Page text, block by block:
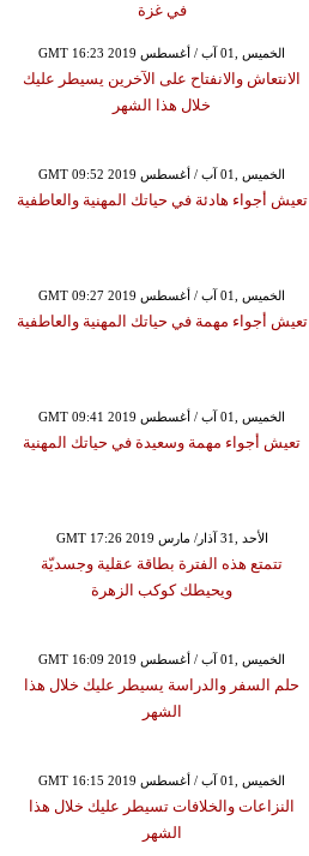
في غزة
GMT 16:23 2019 الخميس ,01 آب / أغسطس
الانتعاش والانفتاح على الآخرين يسيطر عليك
خلال هذا الشهر
GMT 09:52 2019 الخميس ,01 آب / أغسطس
تعيش أجواء هادئة في حياتك المهنية والعاطفية
GMT 09:27 2019 الخميس ,01 آب / أغسطس
تعيش أجواء مهمة في حياتك المهنية والعاطفية
GMT 09:41 2019 الخميس ,01 آب / أغسطس
تعيش أجواء مهمة وسعيدة في حياتك المهنية
GMT 17:26 2019 الأحد ,31 آذار/ مارس
تتمتع هذه الفترة بطاقة عقلية وجسديّة
ويحيطك كوكب الزهرة
GMT 16:09 2019 الخميس ,01 آب / أغسطس
حلم السفر والدراسة يسيطر عليك خلال هذا
الشهر
GMT 16:15 2019 الخميس ,01 آب / أغسطس
النزاعات والخلافات تسيطر عليك خلال هذا
الشهر